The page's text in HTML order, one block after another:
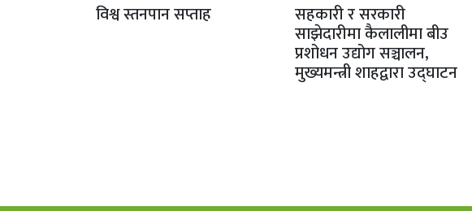
विश्व स्तनपान सप्ताह सहकारी र सरकारी
साझेदारीमा कैलालीमा बीउ
प्रशोधन उद्योग सञ्चालन,
मुख्यमन्त्री शाहद्वारा उद्घाटन